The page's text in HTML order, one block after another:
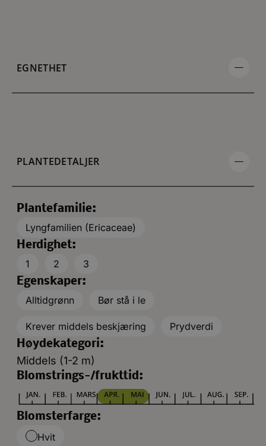
EGNETHET
PLANTEDETALJER
Plantefamilie:
Lyngfamilien (Ericaceae)
Herdighet:
1
2
3
Egenskaper:
Alltidgrønn
Bør stå i le
Krever middels beskjæring
Prydverdi
Høydekategori:
Middels (1-2 m)
Blomstrings-/frukttid:
Blomsterfarge:
Hvit